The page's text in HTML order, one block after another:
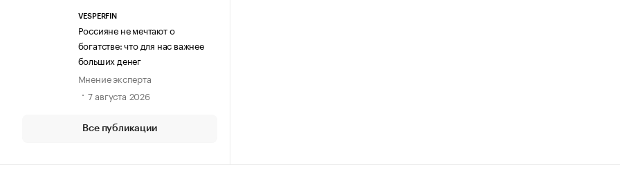
VESPERFIN
Россияне не мечтают о
богатстве: что для нас важнее
больших денег
Мнение эксперта
7 августа 2026
Все публикации